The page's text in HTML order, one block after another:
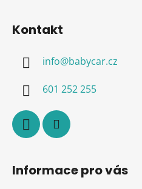
Kontakt
info@babycar.cz
601 252 255
Informace pro vás